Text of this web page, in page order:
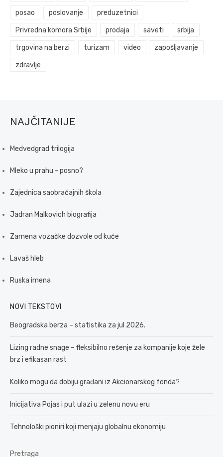
posao poslovanje preduzetnici
Privredna komora Srbije prodaja saveti srbija
trgovina na berzi turizam video zapošljavanje
zdravlje
NAJČITANIJE
Medvedgrad trilogija
Mleko u prahu - posno?
Zajednica saobraćajnih škola
Jadran Malkovich biografija
Zamena vozačke dozvole od kuće
Lavaš hleb
Ruska imena
NOVI TEKSTOVI
Beogradska berza – statistika za jul 2026.
Lizing radne snage – fleksibilno rešenje za kompanije koje žele
brz i efikasan rast
Koliko mogu da dobiju građani iz Akcionarskog fonda?
Inicijativa Pojas i put ulazi u zelenu novu eru
Tehnološki pioniri koji menjaju globalnu ekonomiju
Pretraga